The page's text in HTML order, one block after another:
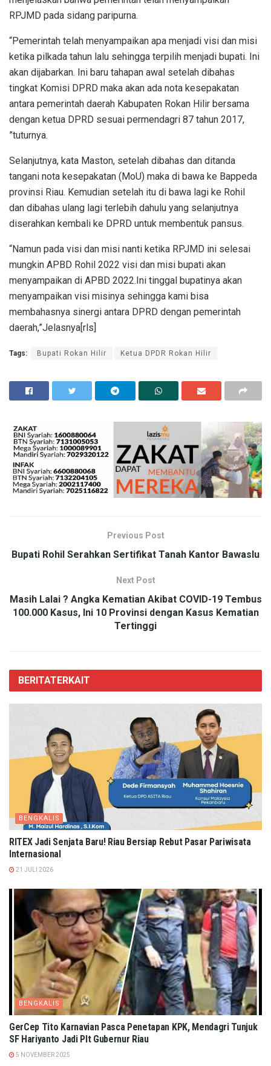
RPJMD pada sidang paripurna.
“Pemerintah telah menyampaikan apa menjadi visi dan misi
ketika pilkada tahun lalu sehingga terpilih menjadi bupati. Ini
akan dijabarkan. Ini baru tahapan awal setelah dibahas
tingkat Komisi DPRD maka akan ada nota kesepakatan
antara pemerintah daerah Kabupaten Rokan Hilir bersama
dengan ketua DPRD sesuai permendagri 87 tahun 2017,
”tuturnya.
Selanjutnya, kata Maston, setelah dibahas dan ditanda
tangani nota kesepakatan (MoU) maka di bawa ke Bappeda
provinsi Riau. Kemudian setelah itu di bawa lagi ke Rohil
dan dibahas ulang lagi terlebih dahulu yang selanjutnya
diserahkan kembali ke DPRD untuk membentuk pansus.
“Namun pada visi dan misi nanti ketika RPJMD ini selesai
mungkin APBD Rohil 2022 visi dan misi bupati akan
menyampaikan di APBD 2022.Ini tinggal bupatinya akan
menyampaikan visi misinya sehingga kami bisa
membahasnya sinergi antara DPRD dengan pemerintah
daerah,”Jelasnya[rls]
Tags: Bupati Rokan Hilir Ketua DPDR Rokan Hilir
Previous Post
Bupati Rohil Serahkan Sertifikat Tanah Kantor Bawaslu
Next Post
Masih Lalai ? Angka Kematian Akibat COVID-19 Tembus
100.000 Kasus, Ini 10 Provinsi dengan Kasus Kematian
Tertinggi
BERITATERKAIT
BENGKALIS
RITEX Jadi Senjata Baru! Riau Bersiap Rebut Pasar Pariwisata
Internasional
21 JULI 2026
BENGKALIS
GerCep Tito Karnavian Pasca Penetapan KPK, Mendagri Tunjuk
SF Hariyanto Jadi Plt Gubernur Riau
5 NOVEMBER 2025